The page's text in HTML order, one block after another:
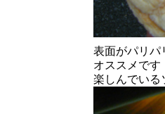
表面がパリパ
オススメです
楽しんでいる